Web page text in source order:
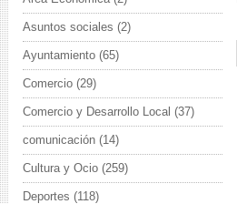
Asuntos sociales (2)
Ayuntamiento (65)
Comercio (29)
Comercio y Desarrollo Local (37)
comunicación (14)
Cultura y Ocio (259)
Deportes (118)